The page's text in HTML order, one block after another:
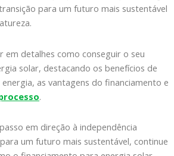
para um futuro mais sustentável
em detalhes como conseguir o seu
solar, destacando os benefícios de
as vantagens do financiamento e
.
em direção à independência
um futuro mais sustentável, continue